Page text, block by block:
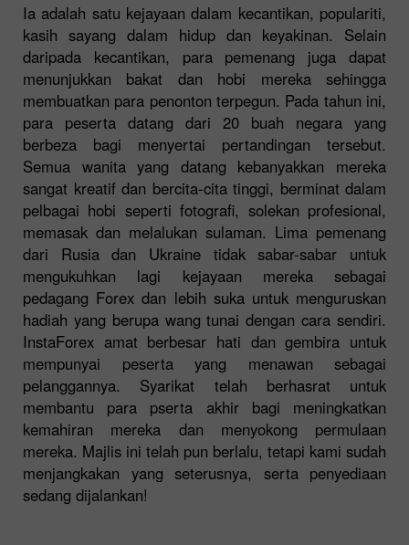
Ia adalah satu kejayaan dalam kecantikan, populariti,
kasih sayang dalam hidup dan keyakinan. Selain
daripada kecantikan, para pemenang juga dapat
menunjukkan bakat dan hobi mereka sehingga
membuatkan para penonton terpegun. Pada tahun ini,
para peserta datang dari 20 buah negara yang
berbeza bagi menyertai pertandingan tersebut.
Semua wanita yang datang kebanyakkan mereka
sangat kreatif dan bercita-cita tinggi, berminat dalam
pelbagai hobi seperti fotografi, solekan profesional,
memasak dan melalukan sulaman. Lima pemenang
dari Rusia dan Ukraine tidak sabar-sabar untuk
mengukuhkan lagi kejayaan mereka sebagai
pedagang Forex dan lebih suka untuk menguruskan
hadiah yang berupa wang tunai dengan cara sendiri.
InstaForex amat berbesar hati dan gembira untuk
mempunyai peserta yang menawan sebagai
pelanggannya. Syarikat telah berhasrat untuk
membantu para pserta akhir bagi meningkatkan
kemahiran mereka dan menyokong permulaan
mereka. Majlis ini telah pun berlalu, tetapi kami sudah
menjangkakan yang seterusnya, serta penyediaan
sedang dijalankan!